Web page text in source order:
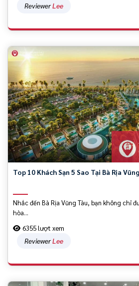
ReviewerLee
Top 10 Khách Sạn 5 Sao Tại Bà Rịa
Nhắc đến Bà Rịa Vũng Tàu, bạn không chỉ
hòa...
6355 lượt xem
ReviewerLee